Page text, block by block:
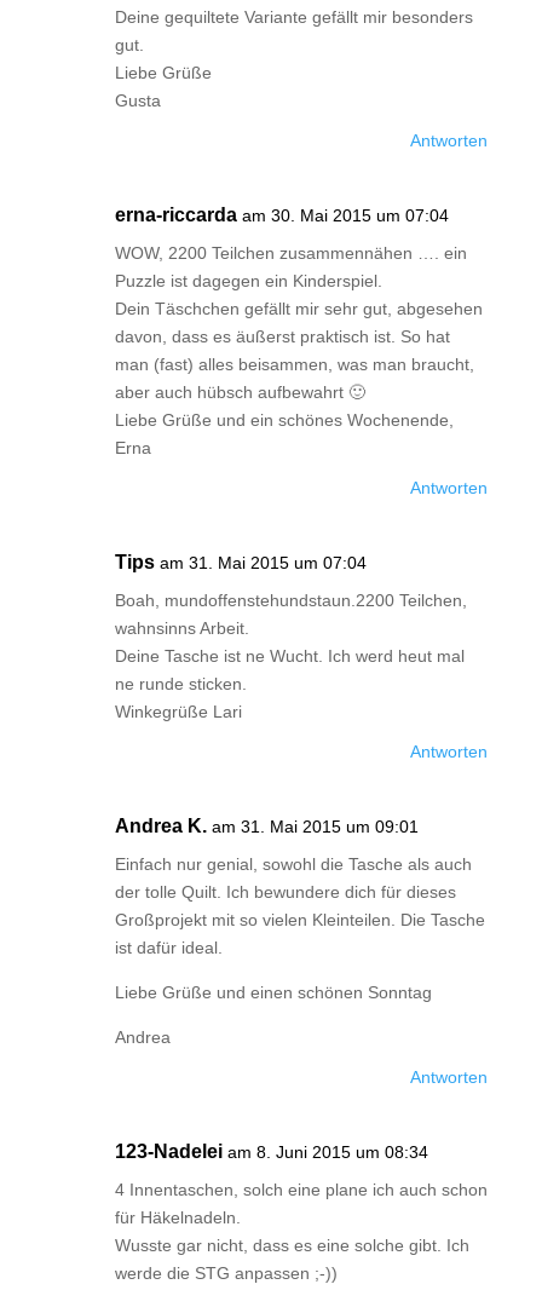
Deine gequiltete Variante gefällt mir besonders
gut.
Liebe Grüße
Gusta
Antworten
erna-riccarda am 30. Mai 2015 um 07:04
WOW, 2200 Teilchen zusammennähen …. ein
Puzzle ist dagegen ein Kinderspiel.
Dein Täschchen gefällt mir sehr gut, abgesehen
davon, dass es äußerst praktisch ist. So hat
man (fast) alles beisammen, was man braucht,
aber auch hübsch aufbewahrt 🙂
Liebe Grüße und ein schönes Wochenende,
Erna
Antworten
Tips am 31. Mai 2015 um 07:04
Boah, mundoffenstehundstaun.2200 Teilchen,
wahnsinns Arbeit.
Deine Tasche ist ne Wucht. Ich werd heut mal
ne runde sticken.
Winkegrüße Lari
Antworten
Andrea K. am 31. Mai 2015 um 09:01
Einfach nur genial, sowohl die Tasche als auch
der tolle Quilt. Ich bewundere dich für dieses
Großprojekt mit so vielen Kleinteilen. Die Tasche
ist dafür ideal.
Liebe Grüße und einen schönen Sonntag
Andrea
Antworten
123-Nadelei am 8. Juni 2015 um 08:34
4 Innentaschen, solch eine plane ich auch schon
für Häkelnadeln.
Wusste gar nicht, dass es eine solche gibt. Ich
werde die STG anpassen ;-))